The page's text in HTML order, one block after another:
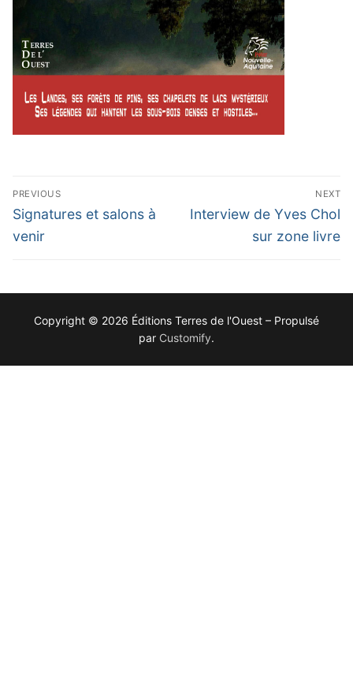
Navigation
de
l’article
PREVIOUS
Previous
post:
Signatures et salons à
venir
NEXT
Next
Interview de Yves Chol
sur zone livre
Copyright © 2026 Éditions Terres de l'Ouest – Propulsé
par Customify.